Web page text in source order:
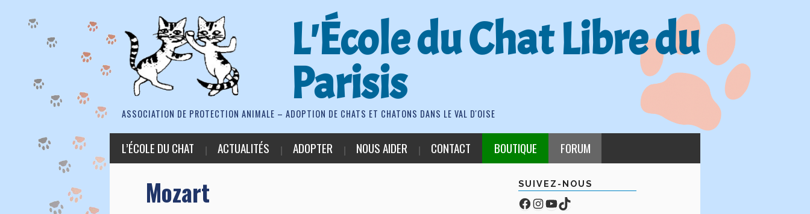
L'École du Chat Libre du
Parisis
ASSOCIATION DE PROTECTION ANIMALE – ADOPTION DE CHATS ET CHATONS DANS LE VAL D'OISE
L’ÉCOLE DU CHAT ACTUALITÉS ADOPTER NOUS AIDER CONTACT BOUTIQUE FORUM
Mozart SUIVEZ-NOUS
Facebook
Compte Instagram
YouTube
TikTok